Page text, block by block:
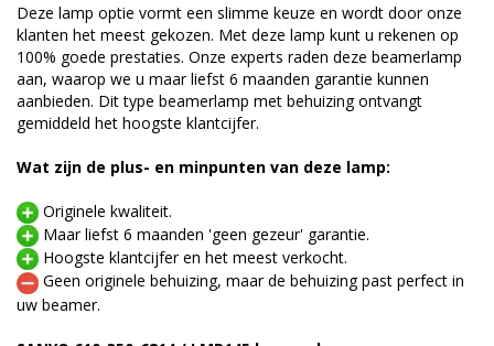
Deze lamp optie vormt een slimme keuze en wordt door onze
klanten het meest gekozen. Met deze lamp kunt u rekenen op
100% goede prestaties. Onze experts raden deze beamerlamp
aan, waarop we u maar liefst 6 maanden garantie kunnen
aanbieden. Dit type beamerlamp met behuizing ontvangt
gemiddeld het hoogste klantcijfer.
Wat zijn de plus- en minpunten van deze lamp:
Originele kwaliteit.
Maar liefst 6 maanden 'geen gezeur' garantie.
Hoogste klantcijfer en het meest verkocht.
Geen originele behuizing, maar de behuizing past perfect in
uw beamer.